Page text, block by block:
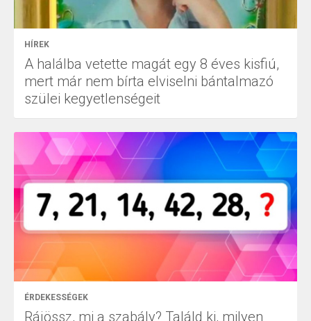
HÍREK
A halálba vetette magát egy 8 éves kisfiú,
mert már nem bírta elviselni bántalmazó
szülei kegyetlenségeit
ÉRDEKESSÉGEK
Rájössz, mi a szabály? Találd ki, milyen